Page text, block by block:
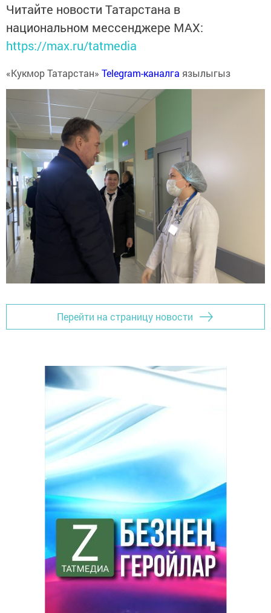
Читайте новости Татарстана в
национальном мессенджере MАХ:
https://max.ru/tatmedia
«Кукмор Татарстан» Telegram-каналга язылыгыз
Перейти на страницу новости